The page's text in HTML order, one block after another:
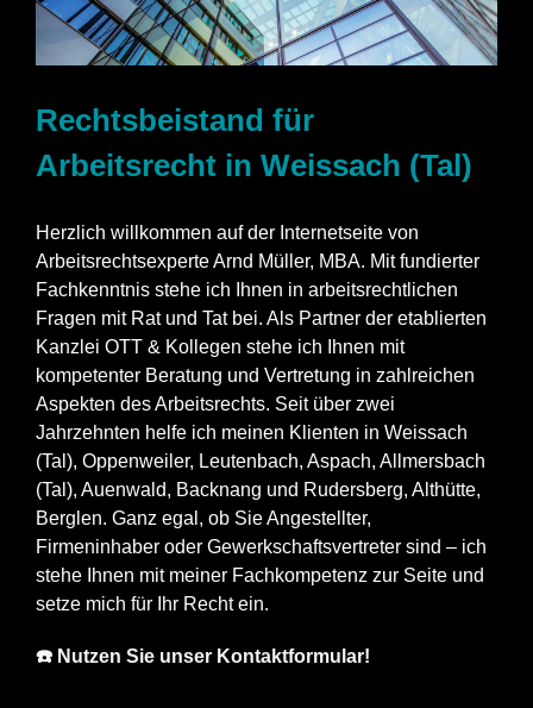
Rechtsbeistand für
Arbeitsrecht in Weissach (Tal)
Herzlich willkommen auf der Internetseite von
Arbeitsrechtsexperte Arnd Müller, MBA. Mit fundierter
Fachkenntnis stehe ich Ihnen in arbeitsrechtlichen
Fragen mit Rat und Tat bei. Als Partner der etablierten
Kanzlei OTT & Kollegen stehe ich Ihnen mit
kompetenter Beratung und Vertretung in zahlreichen
Aspekten des Arbeitsrechts. Seit über zwei
Jahrzehnten helfe ich meinen Klienten in Weissach
(Tal), Oppenweiler, Leutenbach, Aspach, Allmersbach
(Tal), Auenwald, Backnang und Rudersberg, Althütte,
Berglen. Ganz egal, ob Sie Angestellter,
Firmeninhaber oder Gewerkschaftsvertreter sind – ich
stehe Ihnen mit meiner Fachkompetenz zur Seite und
setze mich für Ihr Recht ein.
☎️ Nutzen Sie unser Kontaktformular!